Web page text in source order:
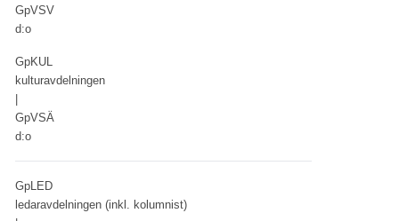
GpVSV
d:o
GpKUL
kulturavdelningen
GpVSÄ
d:o
GpLED
ledaravdelningen (inkl. kolumnist)